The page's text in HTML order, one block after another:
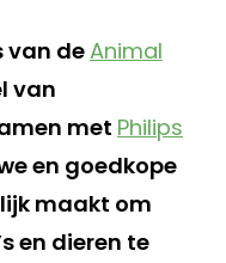
van deAnimal
van
met Philips
en goedkope
maakt om
en dieren te